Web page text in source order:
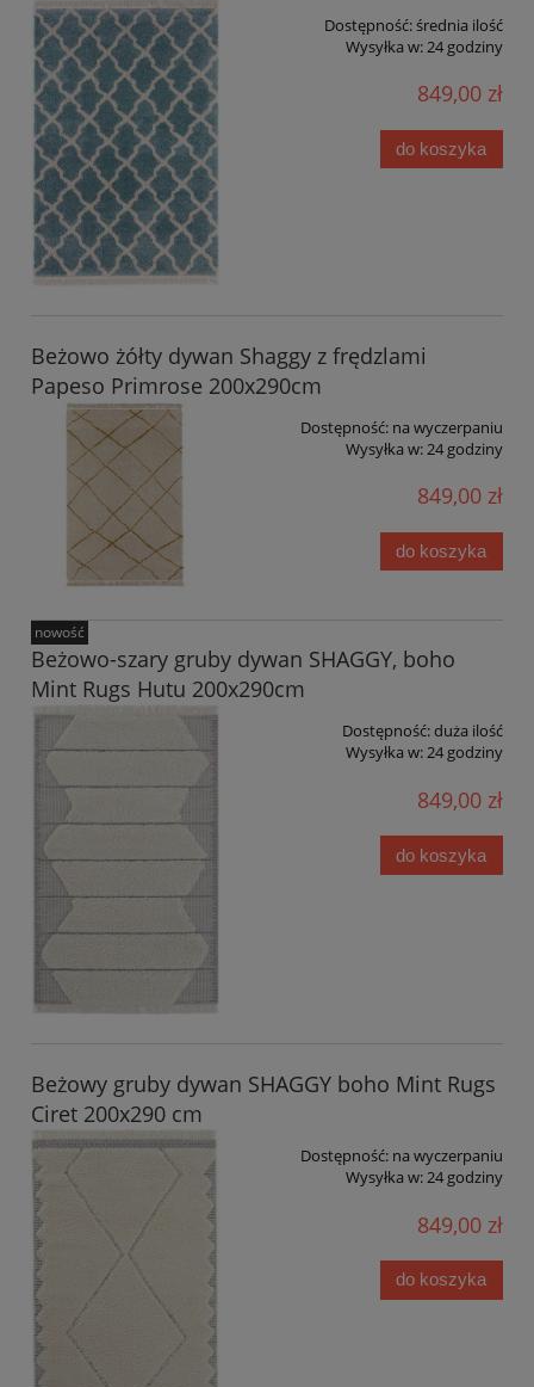
Dostępność:średnia ilość
Wysyłka w:24 godziny
849,00 zł
do koszyka
Beżowo żółty dywan Shaggy z frędzlami
Papeso Primrose 200x290cm
Dostępność: na wyczerpaniu
Wysyłka w:24 godziny
849,00 zł
do koszyka
Beżowo-szary gruby dywan SHAGGY, boho
Mint Rugs Hutu 200x290cm
Dostępność:duża ilość
Wysyłka w:24 godziny
849,00 zł
do koszyka
nowość
Beżowy gruby dywan SHAGGY boho Mint Rugs
Ciret 200x290 cm
Dostępność: na wyczerpaniu
Wysyłka w:24 godziny
849,00 zł
do koszyka